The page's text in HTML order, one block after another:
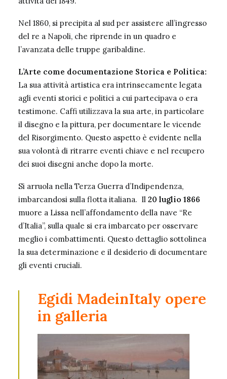
Nel 1860, si precipita al sud per assistere all’ingresso
del re a Napoli, che riprende in un quadro e
l’avanzata delle truppe garibaldine.
L’Arte come documentazione Storica e Politica:
La sua attività artistica era intrinsecamente legata
agli eventi storici e politici a cui partecipava o era
testimone. Caffi utilizzava la sua arte, in particolare
il disegno e la pittura, per documentare le vicende
del Risorgimento. Questo aspetto è evidente nella
sua volontà di ritrarre eventi chiave e nel recupero
dei suoi disegni anche dopo la morte.
Si arruola nella Terza Guerra d’Indipendenza,
imbarcandosi sulla flotta italiana. Il 20 luglio 1866
muore a Lissa nell’affondamento della nave “Re
d’Italia”, sulla quale si era imbarcato per osservare
meglio i combattimenti. Questo dettaglio sottolinea
la sua determinazione e il desiderio di documentare
gli eventi cruciali.
Egidi MadeinItaly opere
in galleria